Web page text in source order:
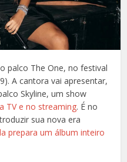
palco The One, no festival
A cantora vai apresentar,
Skyline, um show
TV e no streaming. É no
sua nova era
prepara um álbum inteiro